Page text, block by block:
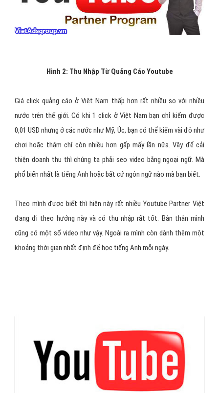
Hình 2: Thu Nhập Từ Quảng Cáo Youtube
Giá click quảng cáo ở Việt Nam thấp hơn rất nhiều so với nhiều
nước trên thế giới. Có khi 1 click ở Việt Nam bạn chỉ kiếm được
0,01 USD nhưng ở các nước như Mỹ, Úc, bạn có thể kiếm vài đô như
chơi hoặc thậm chí còn nhiều hơn gấp mấy lần nữa. Vậy để cải
thiện doanh thu thì chúng ta phải seo video bằng ngoại ngữ. Mà
phổ biến nhất là tiếng Anh hoặc bất cứ ngôn ngữ nào mà bạn biết.
Theo mình được biết thì hiện này rất nhiều Youtube Partner Việt
đang đi theo hướng này và có thu nhập rất tốt. Bản thân mình
cũng có một số video như vậy. Ngoài ra mình còn dành thêm một
khoảng thời gian nhất định để học tiếng Anh mỗi ngày.